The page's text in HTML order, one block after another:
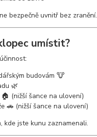
bezpečně uvnitř bez zranění.
umístit?
budovám 🐮
🌿
(nižší šance na ulovení)
🚗 (nižší šance na ulovení)
kde jste kunu zaznamenali.